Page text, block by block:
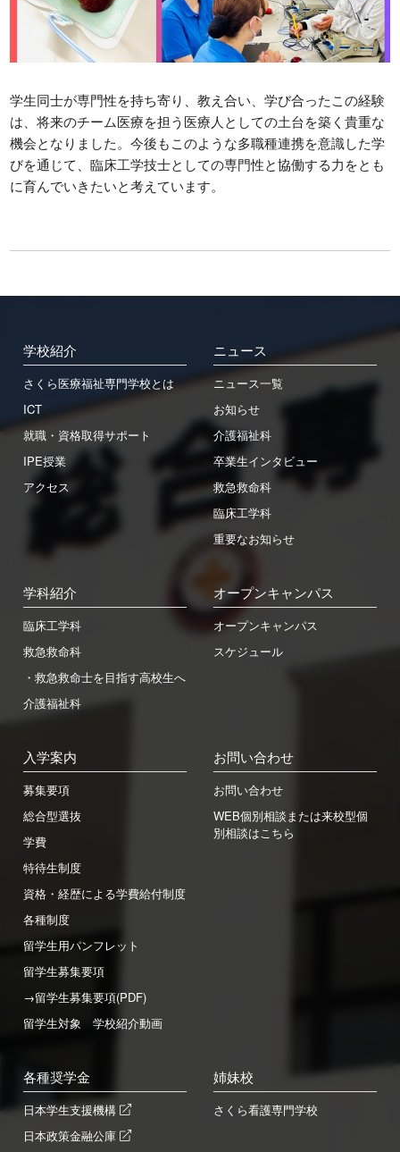
学生同士が専門性を持ち寄り、教え合い、学び合ったこの経験
は、将来のチーム医療を担う医療人としての土台を築く貴重な
機会となりました。今後もこのような多職種連携を意識した学
びを通じて、臨床工学技士としての専門性と協働する力をとも
に育んでいきたいと考えています。
学校紹介
さくら医療福祉専門学校とは
ICT
就職・資格取得サポート
IPE授業
アクセス
ニュース
ニュース一覧
お知らせ
介護福祉科
卒業生インタビュー
救急救命科
臨床工学科
重要なお知らせ
学科紹介
臨床工学科
救急救命科
・救急救命士を目指す高校生へ
介護福祉科
オープンキャンパス
オープンキャンパス
スケジュール
入学案内
募集要項
総合型選抜
学費
特待生制度
資格・経歴による学費給付制度
各種制度
留学生用パンフレット
留学生募集要項
→留学生募集要項(PDF)
留学生対象 学校紹介動画
お問い合わせ
お問い合わせ
WEB個別相談または来校型個
別相談はこちら
各種奨学金
日本学生支援機構
日本政策金融公庫
姉妹校
さくら看護専門学校